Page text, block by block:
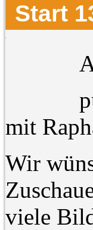
Start
mit
Wir
viele